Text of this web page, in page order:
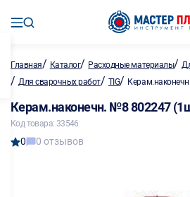
Главная/ Каталог/ Расходные материалы/
/ Для сварочных работ/ TIG/
Керам.наконечн. №8 802247
Код товара: 33546
0 0 отзывов